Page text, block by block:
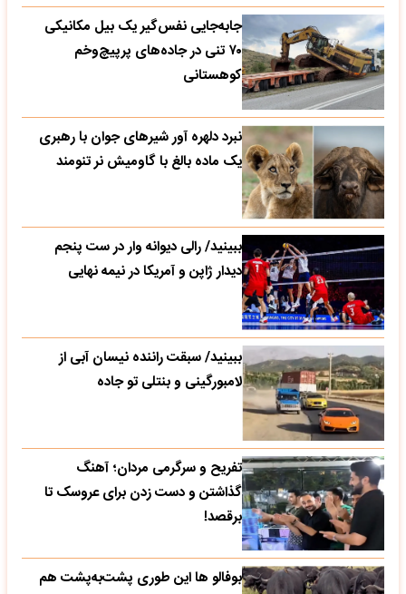
جابه‌جایی نفس‌گیر یک بیل مکانیکی
۷۰ تنی در جاده‌های پرپیچ‌وخم
کوهستانی
نبرد دلهره آور شیرهای جوان با رهبری
یک ماده بالغ با گاومیش نر تنومند
ببینید/ رالی دیوانه وار در ست پنجم
دیدار ژاپن و آمریکا در نیمه نهایی
ببینید/ سبقت راننده نیسان آبی از
لامبورگینی و بنتلی تو جاده
تفریح و سرگرمی مردان؛ آهنگ
گذاشتن و دست زدن برای عروسک تا
برقصد!
بوفالو ها این‌ طوری پشت‌به‌پشت هم